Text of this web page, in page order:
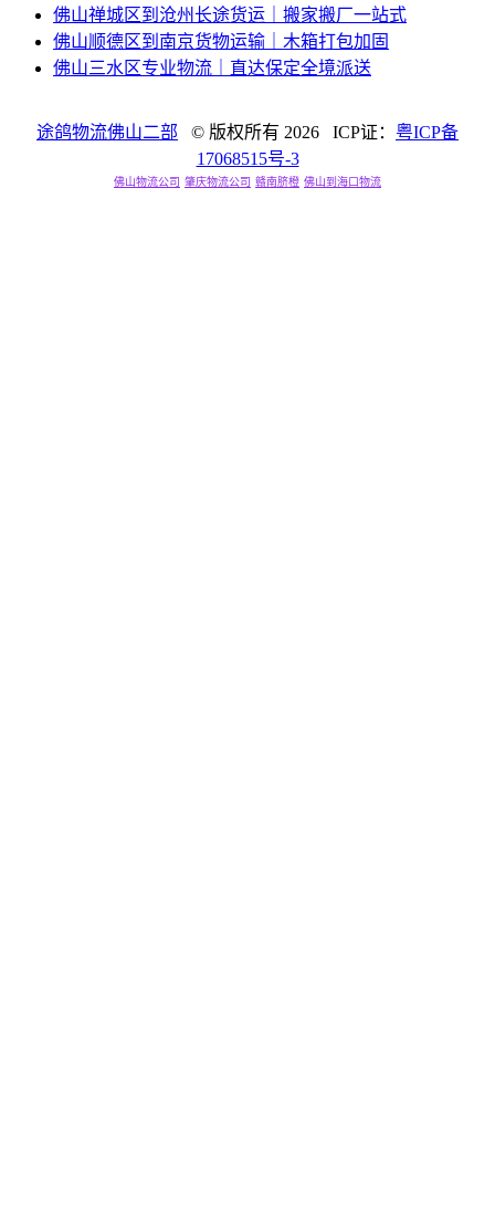
佛山禅城区到沧州长途货运｜搬家搬厂一站式
佛山顺德区到南京货物运输｜木箱打包加固
佛山三水区专业物流｜直达保定全境派送
途鸽物流佛山二部 © 版权所有 2026 ICP证： 粤ICP备
17068515号-3
佛山物流公司 肇庆物流公司 赣南脐橙 佛山到海口物流